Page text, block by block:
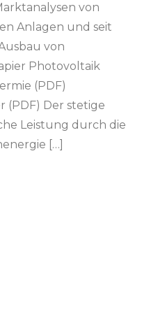
von
Anlagen und seit
von
Photovoltaik
(PDF)
(PDF) Der stetige
Leistung durch die
[…]